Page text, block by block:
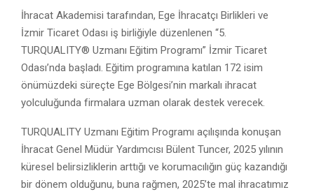
İhracat Akademisi tarafından, Ege İhracatçı Birlikleri ve
İzmir Ticaret Odası iş birliğiyle düzenlenen “5.
TURQUALITY® Uzmanı Eğitim Programı” İzmir Ticaret
Odası’nda başladı. Eğitim programına katılan 172 isim
önümüzdeki süreçte Ege Bölgesi’nin markalı ihracat
yolculuğunda firmalara uzman olarak destek verecek.
TURQUALITY Uzmanı Eğitim Programı açılışında konuşan
İhracat Genel Müdür Yardımcısı Bülent Tuncer, 2025 yılının
küresel belirsizliklerin arttığı ve korumacılığın güç kazandığı
bir dönem olduğunu, buna rağmen, 2025’te mal ihracatımız